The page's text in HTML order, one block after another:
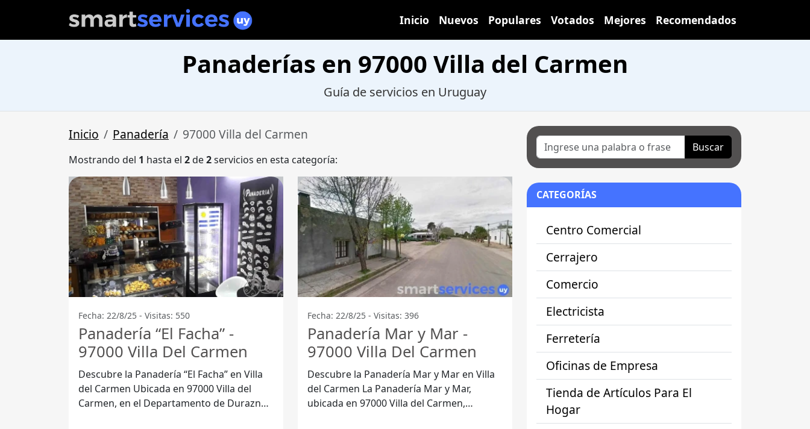
Inicio Nuevos Populares Votados Mejores Recomendados
Panaderías en 97000 Villa del Carmen
Guía de servicios en Uruguay
Inicio Panadería 97000 Villa del Carmen
Mostrando del 1 hasta el 2de2servicios en esta categoría:
Fecha: 22/8/25 - Visitas: 550
Panadería “El Facha” -
97000 Villa Del Carmen
Descubre la Panadería “El Facha” en Villa
del Carmen Ubicada en 97000 Villa del
Carmen, en el Departamento de Durazno,
Fecha: 22/8/25 - Visitas: 396
Panadería Mar y Mar -
97000 Villa Del Carmen
Descubre la Panadería Mar y Mar en Villa
del Carmen La Panadería Mar y Mar,
ubicada en 97000 Villa del Carmen,
Buscar
CATEGORÍAS
Centro Comercial
Cerrajero
Comercio
Electricista
Ferretería
Oficinas de Empresa
Tienda de Artículos Para El
Hogar